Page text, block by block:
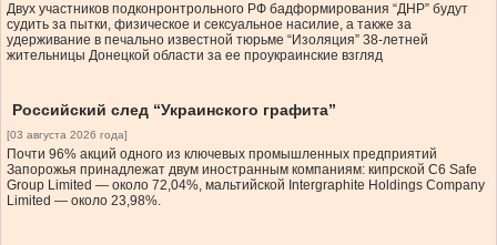
Двух участников подконронтрольного РФ бадформирования “ДНР” будут
судить за пытки, физическое и сексуальное насилие, а также за
удерживание в печально известной тюрьме “Изоляция” 38-летней
жительницы Донецкой области за ее проукраинские взгляд
Российский след “Украинского графита”
[03 августа 2026 года]
Почти 96% акций одного из ключевых промышленных предприятий
Запорожья принадлежат двум иностранным компаниям: кипрской C6 Safe
Group Limited — около 72,04%, мальтийской Intergraphite Holdings Company
Limited — около 23,98%.